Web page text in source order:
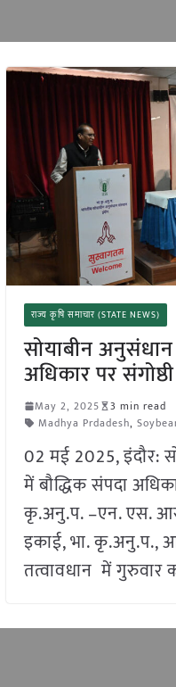
राज्य कृषि समाचार (STATE NEWS)
सोयाबीन
अधिकार पर
May 2, 2025
3 min read
Madhya Prdadesh,
02 मई 2025, इंदौर:
में बौद्धिक संपदा
कृ.अनु.प. –एन. एस.
इकाई, भा. कृ.अनु.प.,
तत्वावधान में गुरुवार